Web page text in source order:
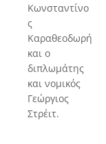
Κωνσταντίνο
ς
Καραθεοδωρή
και ο
διπλωμάτης
και νομικός
Γεώργιος
Στρέιτ.